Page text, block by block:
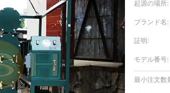
起源の場所:
ブランド名:
証明:
モデル番号:
最小注文数